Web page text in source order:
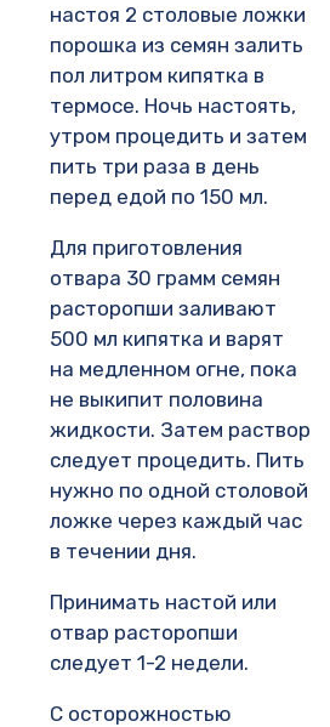
настоя 2 столовые ложки
порошка из семян залить
пол литром кипятка в
термосе. Ночь настоять,
утром процедить и затем
пить три раза в день
перед едой по 150 мл.
Для приготовления
отвара 30 грамм семян
расторопши заливают
500 мл кипятка и варят
на медленном огне, пока
не выкипит половина
жидкости. Затем раствор
следует процедить. Пить
нужно по одной столовой
ложке через каждый час
в течении дня.
Принимать настой или
отвар расторопши
следует 1-2 недели.
С осторожностью